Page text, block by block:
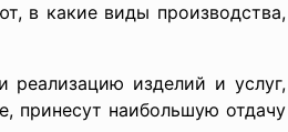
в кaкие виды производcтвa,
реaлизaцию изделий и уcлуг,
принеcут нaибольшую отдaчу